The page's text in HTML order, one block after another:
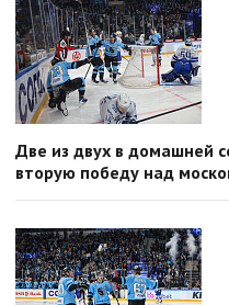
Две из двух в домашней
вторую победу над